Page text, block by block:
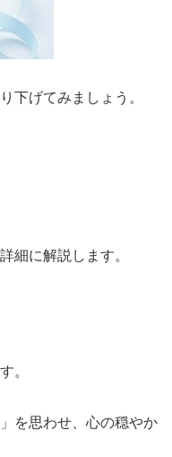
下げてみましょう。
細に解説します。
。
を思わせ、心の穏やか